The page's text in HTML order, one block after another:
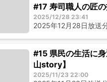
#17 寿司職人の匠
2025/12/28 23:41
2025年12月28日放送
#15 県民の生活に
山story】
2025/11/23 22:00